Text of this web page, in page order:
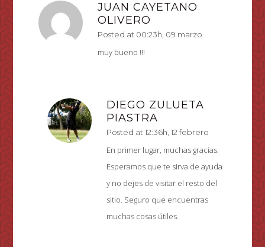
JUAN CAYETANO
OLIVERO
Posted at 00:23h, 09 marzo
muy bueno !!!
DIEGO ZULUETA
PIASTRA
Posted at 12:36h, 12 febrero
En primer lugar, muchas gracias.
Esperamos que te sirva de ayuda
y no dejes de visitar el resto del
sitio. Seguro que encuentras
muchas cosas útiles.